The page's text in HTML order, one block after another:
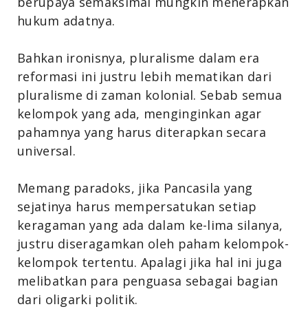
hukum adatnya.
Bahkan ironisnya, pluralisme dalam era
reformasi ini justru lebih mematikan dari
pluralisme di zaman kolonial. Sebab semua
kelompok yang ada, menginginkan agar
pahamnya yang harus diterapkan secara
universal.
Memang paradoks, jika Pancasila yang
sejatinya harus mempersatukan setiap
keragaman yang ada dalam ke-lima silanya,
justru diseragamkan oleh paham kelompok-
kelompok tertentu. Apalagi jika hal ini juga
melibatkan para penguasa sebagai bagian
dari oligarki politik.